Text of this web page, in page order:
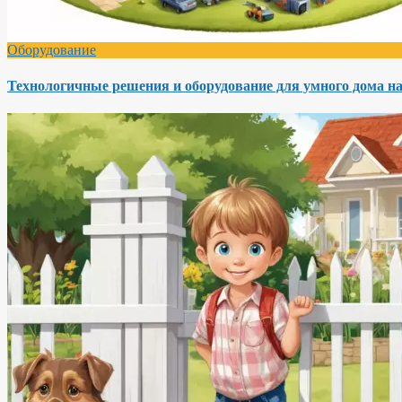
Оборудование
Технологичные решения и оборудование для умного дома